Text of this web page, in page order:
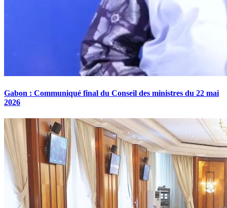
Gabon : Communiqué final du Conseil des ministres du 22 mai
2026